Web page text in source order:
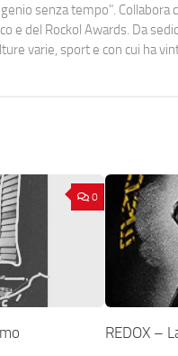
senza tempo". Collabora
e del Rockol Awards. Da
varie, sport e con cui ha
0
REDOX –